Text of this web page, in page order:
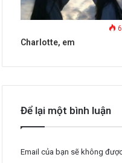
Charlotte, em
Để lại một bình luận
Email của bạn sẽ không